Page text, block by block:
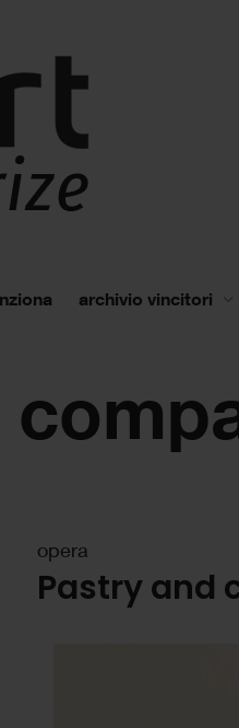
archivio vincitori
opera
Pastry and